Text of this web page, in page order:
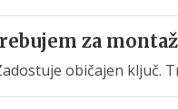
za
običajen ključ.